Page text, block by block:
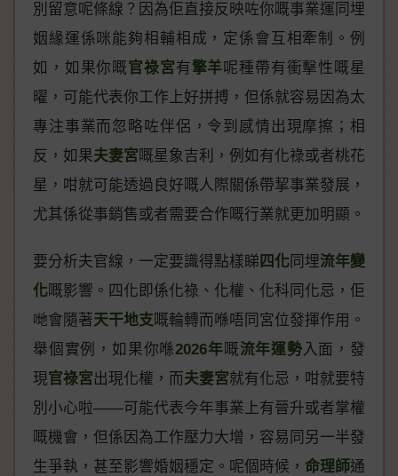
別留意呢條線？因為佢直接反映咗你嘅事業運同埋
姻緣運係咪能夠相輔相成，定係會互相牽制。例
如，如果你嘅官祿宮有擎羊呢種帶有衝擊性嘅星
曜，可能代表你工作上好拼搏，但係就容易因為太
專注事業而忽略咗伴侶，令到感情出現摩擦；相
反，如果夫妻宮嘅星象吉利，例如有化祿或者桃花
星，咁就可能透過良好嘅人際關係帶挈事業發展，
尤其係從事銷售或者需要合作嘅行業就更加明顯。
要分析夫官線，一定要識得點樣睇 四化 同埋流年變
化嘅影響。四化即係化祿、化權、化科同化忌，佢
哋會隨著天干地支嘅輪轉而喺唔同宮位發揮作用。
舉個實例，如果你喺2026年嘅流年運勢入面，發
現官祿宮出現化權，而夫妻宮就有化忌，咁就要特
別小心啦——可能代表今年事業上有晉升或者掌權
嘅機會，但係因為工作壓力大增，容易同另一半發
生爭執，甚至影響婚姻穩定。呢個時候， 命理師通